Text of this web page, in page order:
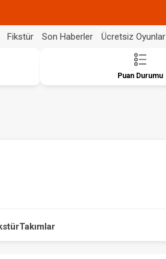
Fikstür Son Haberler Ücretsiz Oyunlar
Puan Durumu
Takımlar